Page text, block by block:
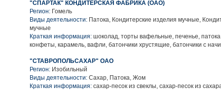
"СПАРТАК" КОНДИТЕРСКАЯ ФАБРИКА (ОАО)
Регион: Гомель
Виды деятельности: Патока, Кондитерские изделия мучные,
мучные
Краткая информация: шоколад, торты вафельные, печенье,
конфеты, карамель, вафли, батончики хрустящие, батончики с
"СТАВРОПОЛЬСАХАР" ОАО
Регион: Изобильный
Виды деятельности: Сахар, Патока, Жом
Краткая информация: сахар-песок из свеклы, сахар-песок из